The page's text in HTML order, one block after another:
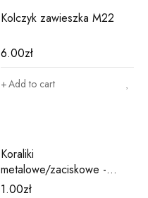
Kolczyk zawieszka M22
6.00zł
Add to cart
Koraliki
metalowe/zaciskowe -
czerwone M6
1.00zł